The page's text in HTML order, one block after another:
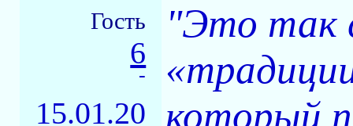
Гость
6
-
15.01.20
"Это так
который